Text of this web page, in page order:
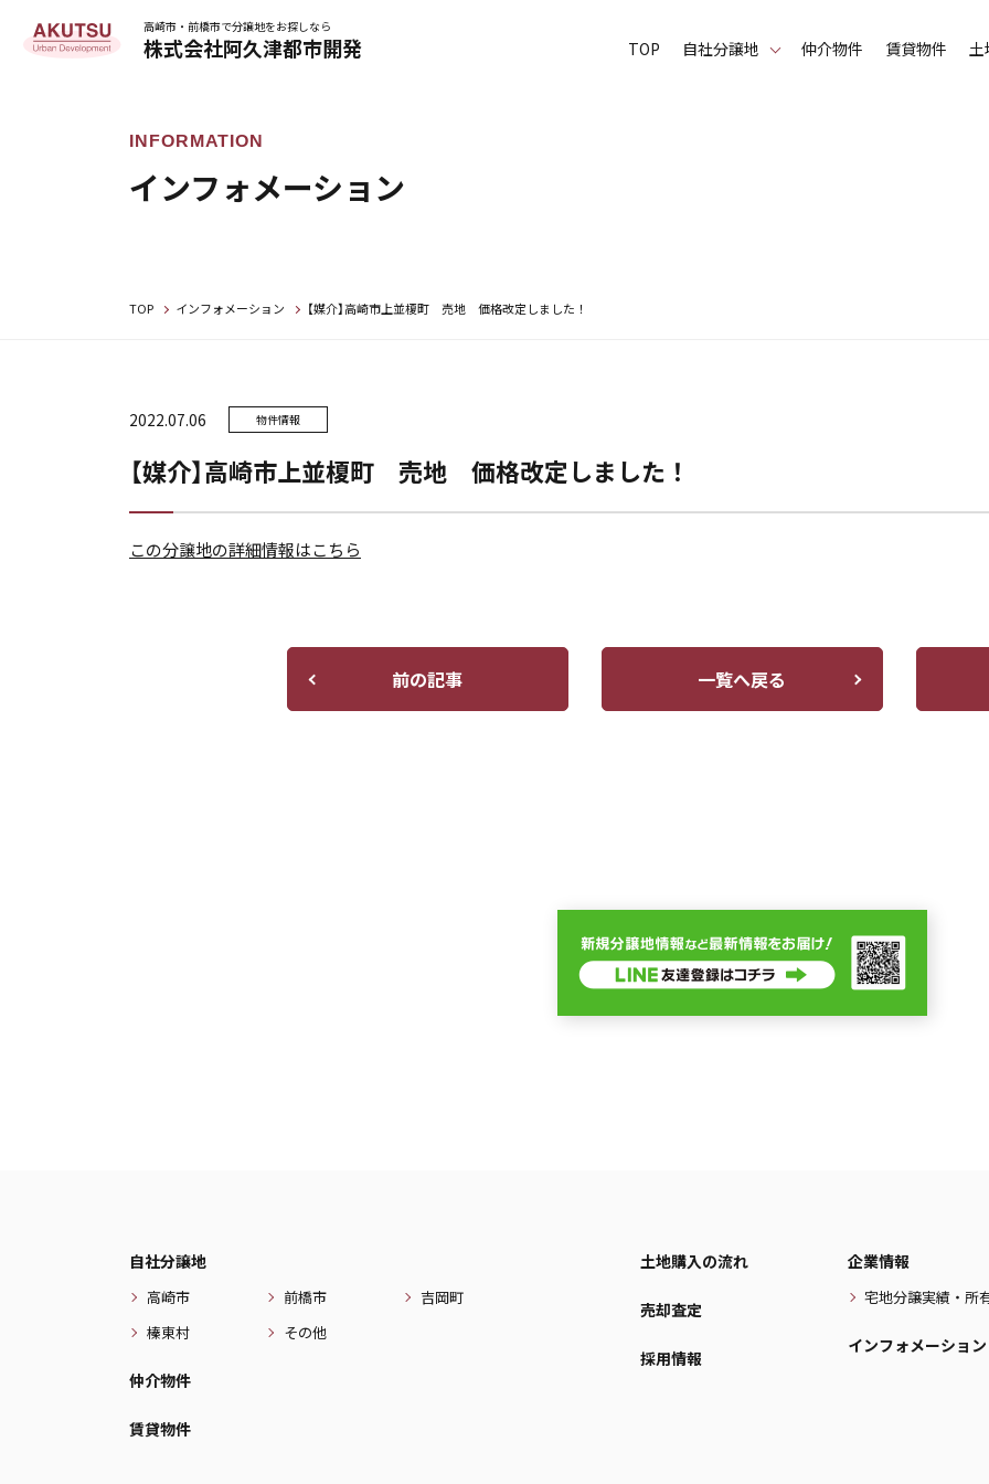
高崎市・前橋市で分譲地をお探しなら
株式会社阿久津都市開発 TOP ⾃社分譲地 仲介物件 賃貸物件 土
インフォメーション
TOP インフォメーション 【媒介】高崎市上並榎町 売地 価格改定しました！
2022.07.06 物件情報
【媒介】高崎市上並榎町 売地 価格改定しました！
この分譲地の詳細情報はこちら
前の記事 一覧へ戻る
自社分譲地
高崎市 前橋市
吉岡町
榛東村
その他
仲介物件
賃貸物件
土地購入の流れ
売却査定
採用情報
企業情報
宅地分譲実績・所
インフォメーション